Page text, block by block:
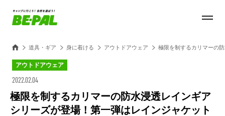
道具・ギア 身に着ける アウトドアウェア 極限を制するカリマーの
アウトドアウェア
2022.02.04
極限を制するカリマーの防水浸透レインギア
シリーズが登場！第一弾はレインジャケット